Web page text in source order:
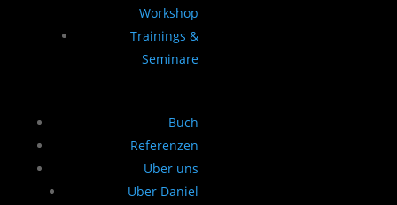
Workshop
Trainings &
Seminare
Buch
Referenzen
Über uns
Über Daniel